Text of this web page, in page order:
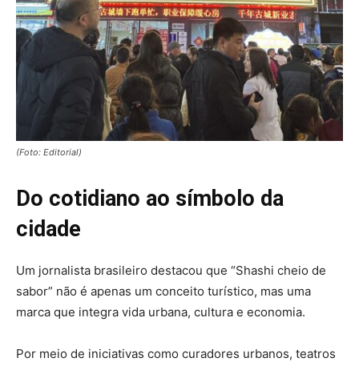
(Foto: Editorial)
Do cotidiano ao símbolo da
cidade
Um jornalista brasileiro destacou que “Shashi cheio de
sabor” não é apenas um conceito turístico, mas uma
marca que integra vida urbana, cultura e economia.
Por meio de iniciativas como curadores urbanos, teatros